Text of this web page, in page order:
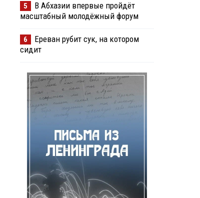
5
В Абхазии впервые пройдёт
масштабный молодёжный форум
6
Ереван рубит сук, на котором
сидит